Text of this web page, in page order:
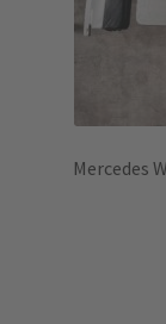
Mercedes